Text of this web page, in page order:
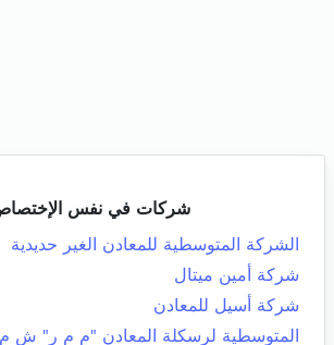
شركات في نفس
الشركة المتوسطية للمعادن الغير حديدية
شركة أمين ميتال
شركة أسيل للمعادن
المتوسطية لرسكلة المعادن "م م ر" ش م